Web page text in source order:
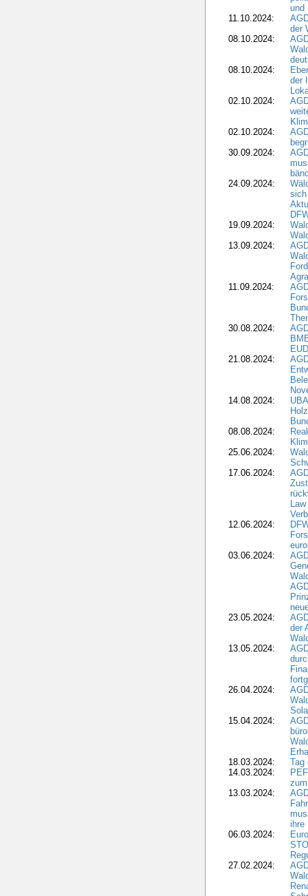
und
11.10.2024:
der
08.10.2024:
08.10.2024:
der
02.10.2024:
02.10.2024:
30.09.2024:
24.09.2024:
sich
19.09.2024:
13.09.2024:
11.09.2024:
30.08.2024:
21.08.2024:
14.08.2024:
08.08.2024:
25.06.2024:
17.06.2024:
12.06.2024:
03.06.2024:
23.05.2024:
der
13.05.2024:
26.04.2024:
15.04.2024:
18.03.2024:
Tag
14.03.2024:
13.03.2024:
ihre
06.03.2024:
27.02.2024: